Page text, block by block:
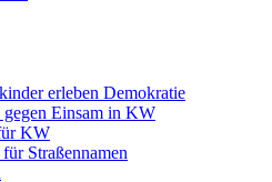
erleben Demokratie
gegen Einsam in KW
KW
Straßennamen